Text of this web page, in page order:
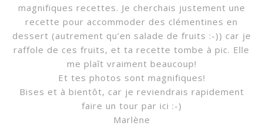
magnifiques recettes. Je cherchais justement une
recette pour accommoder des clémentines en
dessert (autrement qu’en salade de fruits :-)) car je
raffole de ces fruits, et ta recette tombe à pic. Elle
me plaît vraiment beaucoup!
Et tes photos sont magnifiques!
Bises et à bientôt, car je reviendrais rapidement
faire un tour par ici :-)
Marlène